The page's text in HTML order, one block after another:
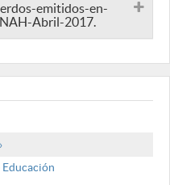
emitidos-en-
Abril-2017.